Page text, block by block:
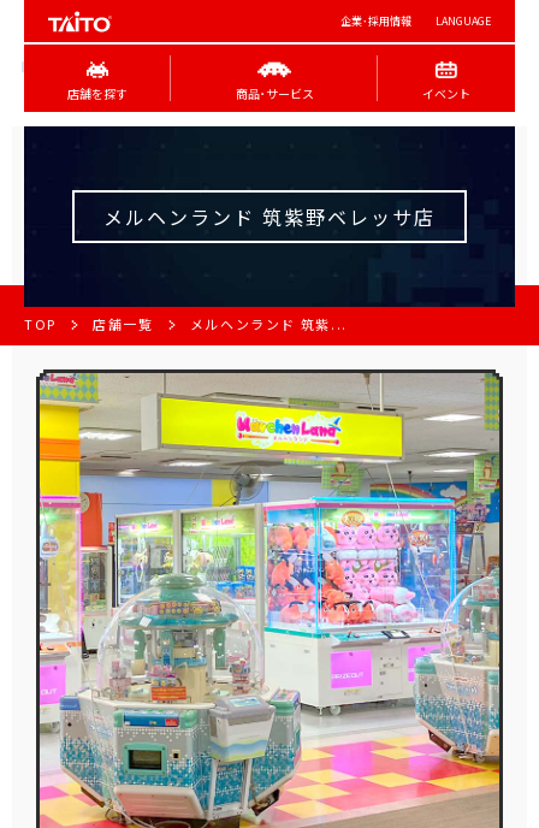
企業･採用情報 LANGUAGE
店舗を探す 商品･サービス イベント
メルヘンランド 筑紫野ベレッサ店
TOP 店舗一覧 メルヘンランド 筑紫...